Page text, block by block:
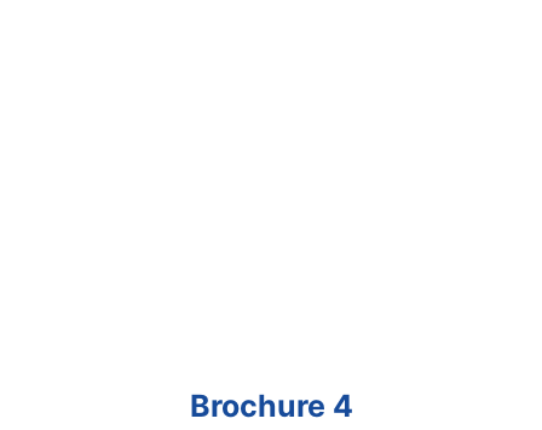
Brochure 4